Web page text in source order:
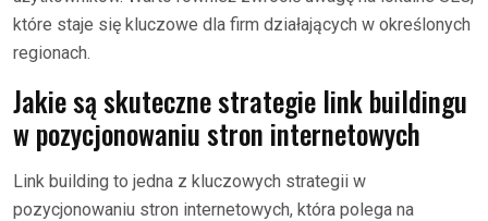
które staje się kluczowe dla firm działających w określonych
regionach.
Jakie są skuteczne strategie link buildingu
w pozycjonowaniu stron internetowych
Link building to jedna z kluczowych strategii w
pozycjonowaniu stron internetowych, która polega na